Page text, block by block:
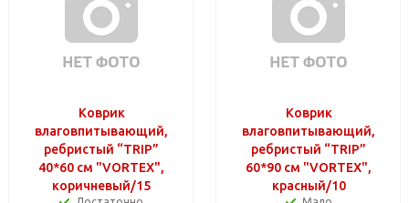
Коврик
влаговпитывающий,
ребристый “TRIP”
40*60 см "VORTEX",
коричневый/15
Коврик
влаговпитывающий,
ребристый “TRIP”
60*90 см "VORTEX",
красный/10